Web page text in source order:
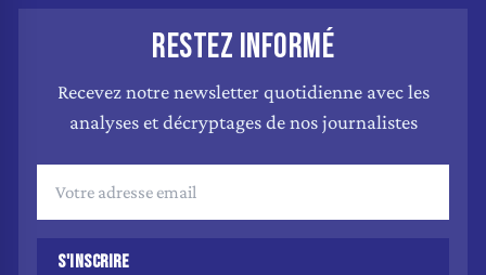
RESTEZ INFORMÉ
Recevez notre newsletter quotidienne avec les
analyses et décryptages de nos journalistes
S'INSCRIRE